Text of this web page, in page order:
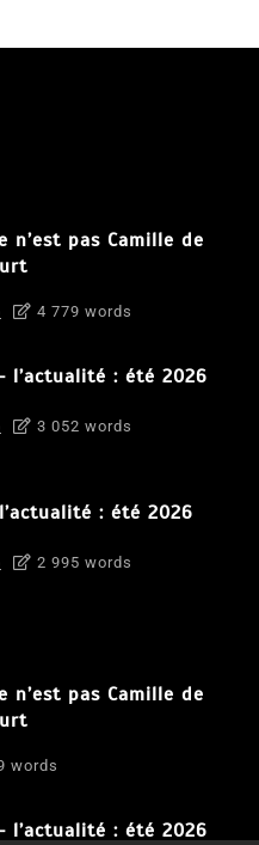
n’est pas Camille de
4 779 words
l’actualité : été 2026
3 052 words
: été 2026
2 995 words
n’est pas Camille de
words
l’actualité : été 2026